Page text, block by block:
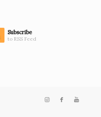
Subscribe
to RSS Feed